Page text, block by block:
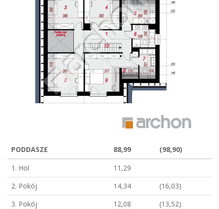
PODDASZE 88,99
(98,90)
1. Hol
11,29
2. Pokój
14,34
(16,03)
3. Pokój
12,08
(13,52)